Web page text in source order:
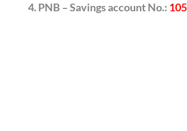
PNB – Savings account No.: